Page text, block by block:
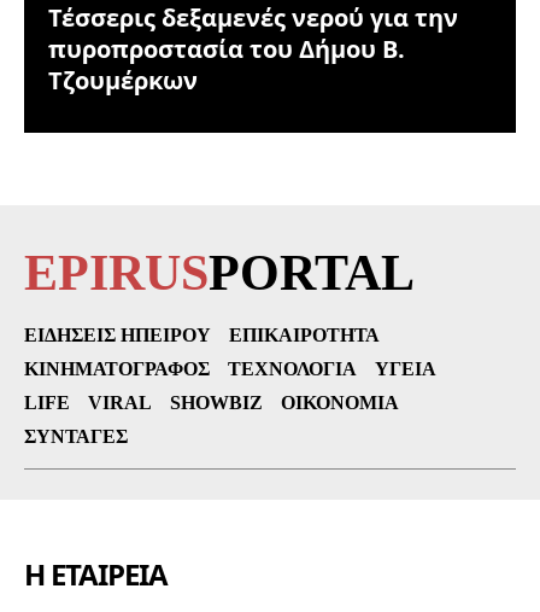
Τέσσερις δεξαμενές νερού για την
πυροπροστασία του Δήμου Β.
Τζουμέρκων
EPIRUSPORTAL
ΕΙΔΉΣΕΙΣ ΗΠΕΊΡΟΥ
ΕΠΙΚΑΙΡΌΤΗΤΑ
ΚΙΝΗΜΑΤΟΓΡΆΦΟΣ
ΤΕΧΝΟΛΟΓΊΑ
ΥΓΕΊΑ
LIFE
VIRAL SHOWBIZ
ΟΙΚΟΝΟΜΊΑ
ΣΥΝΤΑΓΈΣ
Η ΕΤΑΙΡΕΙΑ